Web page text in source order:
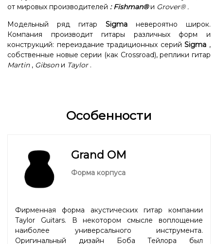
от мировых производителей :Fishman® и Grover® .
Модельный ряд гитар Sigma невероятно широк.
Компания производит гитары различных форм и
конструкций: переиздание традиционных серийSigma ,
собственные новые серии (как Crossroad), реплики гитар
Martin, Gibsonи Taylor.
Особенности
Grand OM
Форма корпуса
Фирменная форма акустических гитар компании
Taylor Guitars. В некотором смысле воплощение
наиболее универсального инструмента.
Оригинальный дизайн Боба Тейлора был